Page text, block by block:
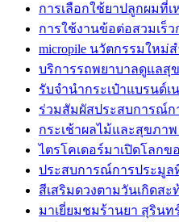
การเลือกใช้ยาปลูกผมที่เ
การใช้งานข้อต่อสวมเร็
micropile นวัตกรรมให
บริการรถพยาบาลดูแลสุ
รับจำนำกระเป๋าแบรนด์
ร่วมสัมผัสประสบการณ์ก
กระเช้าผลไม้และสุขภา
ไตรโคเดอร์มาเปิดโลก
ประสบการณ์การประมู
สีเสริมดวงตามวันเกิดส
มาเยี่ยมชมร้านยา สุริน